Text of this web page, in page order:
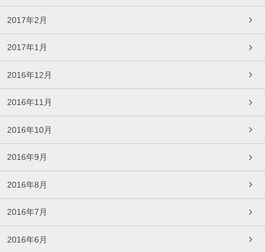
2017年2月
2017年1月
2016年12月
2016年11月
2016年10月
2016年9月
2016年8月
2016年7月
2016年6月